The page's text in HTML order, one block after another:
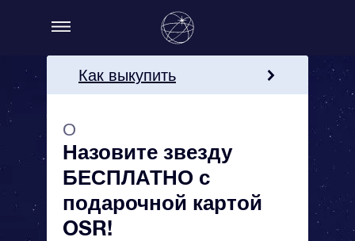
Как выкупить
карту OSR!
О
Назовите звезду
БЕСПЛАТНО с
подарочной картой
OSR!